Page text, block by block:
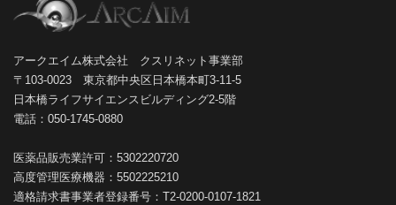
アークエイム株式会社 クスリネット事業部
〒103-0023 東京都中央区日本橋本町3-11-5
日本橋ライフサイエンスビルディング2-5階
電話：050-1745-0880
医薬品販売業許可：5302220720
高度管理医療機器：5502225210
適格請求書事業者登録番号：T2-0200-0107-1821